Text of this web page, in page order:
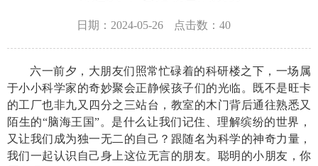
日期：2024-05-26 点击数： 40
六一前夕，大朋友们照常忙碌着的科研楼之下，一场属
于小小科学家的奇妙聚会正静候孩子们的光临。既不是旺卡
的工厂也非九又四分之三站台，教室的木门背后通往熟悉又
陌生的“脑海王国”。是什么让我们记住、理解缤纷的世界，
又让我们成为独一无二的自己？跟随名为科学的神奇力量，
我们一起认识自己身上这位无言的朋友。聪明的小朋友，你